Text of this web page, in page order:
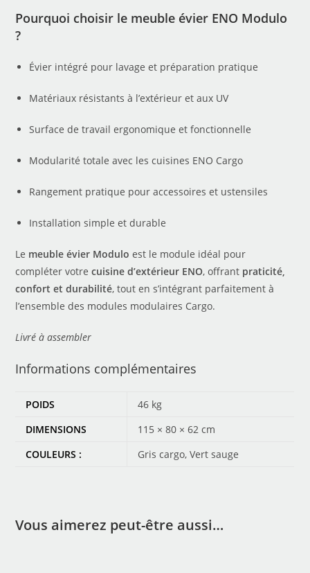
Pourquoi choisir le meuble évier ENO Modulo
?
Évier intégré pour lavage et préparation pratique
Matériaux résistants à l’extérieur et aux UV
Surface de travail ergonomique et fonctionnelle
Modularité totale avec les cuisines ENO Cargo
Rangement pratique pour accessoires et ustensiles
Installation simple et durable
Le meuble évier Moduloest le module idéal pour
compléter votrecuisine d’extérieur ENO, offrant praticité,
confort et durabilité, tout en s’intégrant parfaitement à
l’ensemble des modules modulaires Cargo.
Livré à assembler
Informations complémentaires
POIDS
46 kg
DIMENSIONS
115 × 80 × 62 cm
COULEURS :
Gris cargo, Vert sauge
Vous aimerez peut-être aussi…